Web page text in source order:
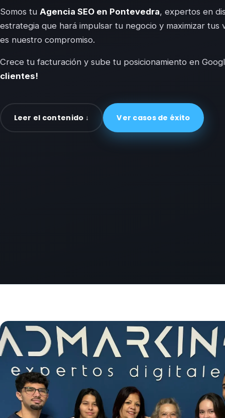
Somos tu Agencia SEO en Pontevedra, expertos en
estrategia que hará impulsar tu negocio y maximizar tus
es nuestro compromiso.
Crece tu facturación y sube tu posicionamiento en
clientes!
Leer el contenido ↓ Ver casos de éxito